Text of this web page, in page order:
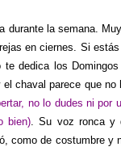
durante la semana.
en ciernes. Si
te dedica los
chaval parece que
no lo dudes ni por
bien). Su voz ronca y
como de costumbre